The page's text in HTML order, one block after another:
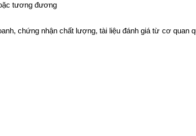
tương đương
chứng nhận chất lượng, tài liệu đánh giá từ cơ quan